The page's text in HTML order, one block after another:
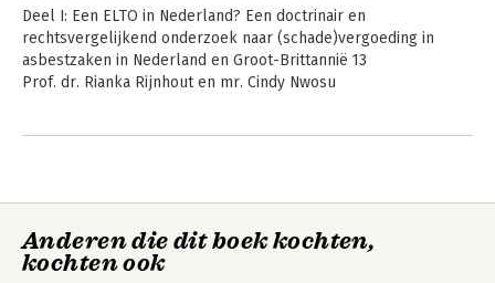
onderzoek
Deel I: Een ELTO in Nederland? Een doctrinair en
rechtsvergelijkend onderzoek naar (schade)vergoeding in
asbestzaken in Nederland en Groot-Brittannië 13
Prof. dr. Rianka Rijnhout en mr. Cindy Nwosu
1.3 Methode 16
1.4 Opbouw van het onderzoek 17
Anderen die dit boek kochten,
kochten ook